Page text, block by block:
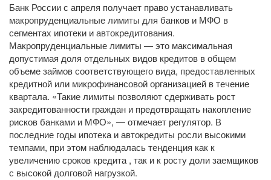
Банк России с апреля получает право устанавливать
макропруденциальные лимиты для банков и МФО в
сегментах ипотеки и автокредитования.
Макропруденциальные лимиты — это максимальная
допустимая доля отдельных видов кредитов в общем
объеме займов соответствующего вида, предоставленных
кредитной или микрофинансовой организацией в течение
квартала. «Такие лимиты позволяют сдерживать рост
закредитованности граждан и предотвращать накопление
рисков банками и МФО», — отмечает регулятор. В
последние годы ипотека и автокредиты росли высокими
темпами, при этом наблюдалась тенденция как к
увеличению сроков кредита , так и к росту доли заемщиков
с высокой долговой нагрузкой.